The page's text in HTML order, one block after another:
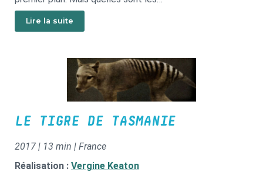
raisons de vivre du Terrien au sein de ce paradis d'engins,
de tracteurs et de bulldozers ?
Lire la suite
LE TIGRE DE TASMANIE
2017 | 13 min | France
Réalisation : Vergine Keaton